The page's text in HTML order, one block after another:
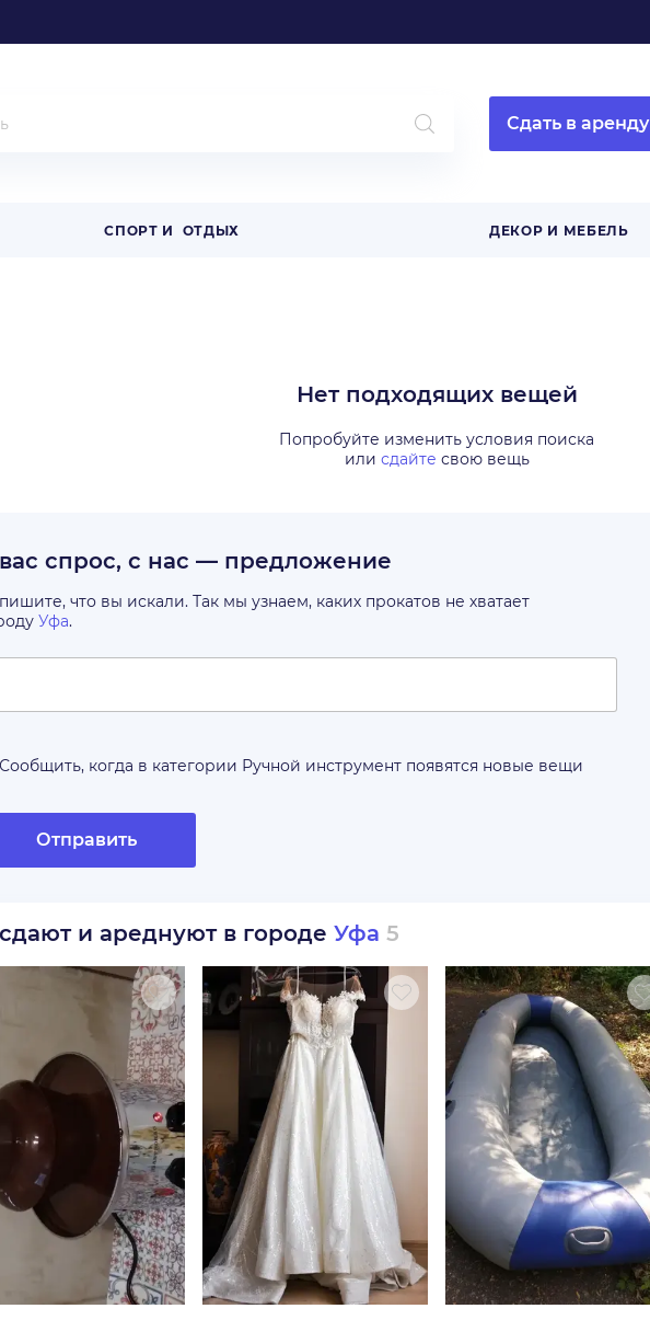
Сдать в аренду
СПОРТ И ОТДЫХ ДЕКОР И МЕБЕЛЬ
Нет подходящих вещей
Попробуйте изменить условия поиска
или сдайте свою вещь
спрос, с нас — предложение
что вы искали. Так мы узнаем, каких прокатов не хватает
Уфа.
Сообщить, когда в категории Ручной инструмент появятся новые вещи
Отправить
и ареднуют в городе Уфа 5